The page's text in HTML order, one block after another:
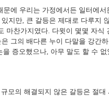
에 우리는 가정에서든 일터에서
지만, 큰 갈등은 제대로 다루지
마찬가지였다. 다윗이 몇몇 자식
그의 배다른 누이 다말을 강간
증오했으나, 아무 말도 할 수
모의 해결되지 않은 갈등은 절대